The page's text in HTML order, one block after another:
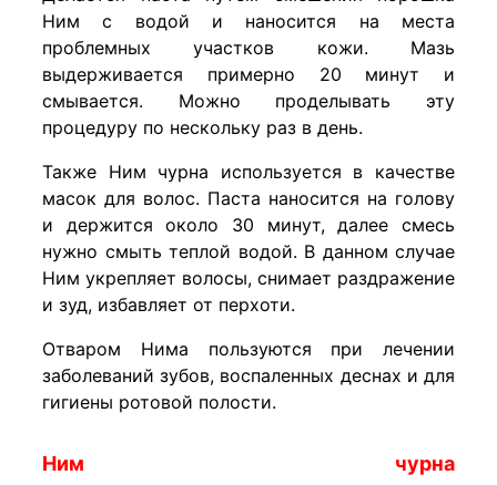
Ним с водой и наносится на места
проблемных участков кожи. Мазь
выдерживается примерно 20 минут и
смывается. Можно проделывать эту
процедуру по нескольку раз в день.
Также Ним чурна используется в качестве
масок для волос. Паста наносится на голову
и держится около 30 минут, далее смесь
нужно смыть теплой водой. В данном случае
Ним укрепляет волосы, снимает раздражение
и зуд, избавляет от перхоти.
Отваром Нима пользуются при лечении
заболеваний зубов, воспаленных деснах и для
гигиены ротовой полости.
Ним чурна